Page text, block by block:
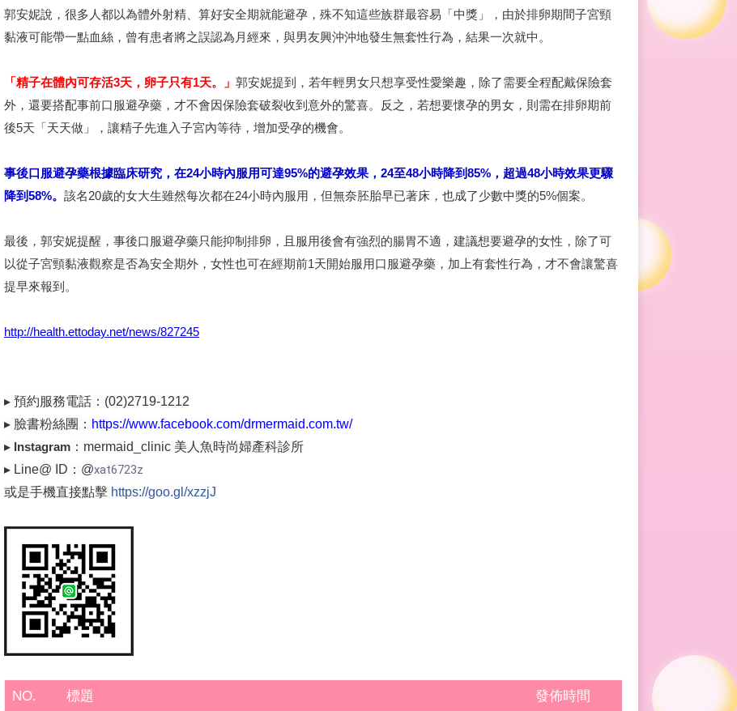
郭安妮說，很多人都以為體外射精、算好安全期就能避孕，殊不知這些族群最容易「中獎」，由於排卵期間子宮頸
黏液可能帶一點血絲，曾有患者將之誤認為月經來，與男友興沖沖地發生無套性行為，結果一次就中。
「精子在體內可存活3天，卵子只有1天。」 郭安妮提到，若年輕男女只想享受性愛樂趣，除了需要全程配戴保險套
外，還要搭配事前口服避孕藥，才不會因保險套破裂收到意外的驚喜。反之，若想要懷孕的男女，則需在排卵期前
後5天「天天做」，讓精子先進入子宮內等待，增加受孕的機會。
事後口服避孕藥根據臨床研究，在24小時內服用可達95%的避孕效果，24至48小時降到85%，超過48小時效果更驟
降到58%。 該名20歲的女大生雖然每次都在24小時內服用，但無奈胚胎早已著床，也成了少數中獎的5%個案。
最後，郭安妮提醒，事後口服避孕藥只能抑制排卵，且服用後會有強烈的腸胃不適，建議想要避孕的女性，除了可
以從子宮頸黏液觀察是否為安全期外，女性也可在經期前1天開始服用口服避孕藥，加上有套性行為，才不會讓驚喜
提早來報到。
http://health.ettoday.net/news/827245
▸ 預約服務電話：(02)2719-1212
▸ 臉書粉絲團： https://www.facebook.com/drmermaid.com.tw/
▸ Instagram ：mermaid_clinic 美人魚時尚婦產科診所
▸ Line@ ID：@xat6723z
或是手機直接點擊 https://goo.gl/xzzjJ
NO. 標題 發佈時間